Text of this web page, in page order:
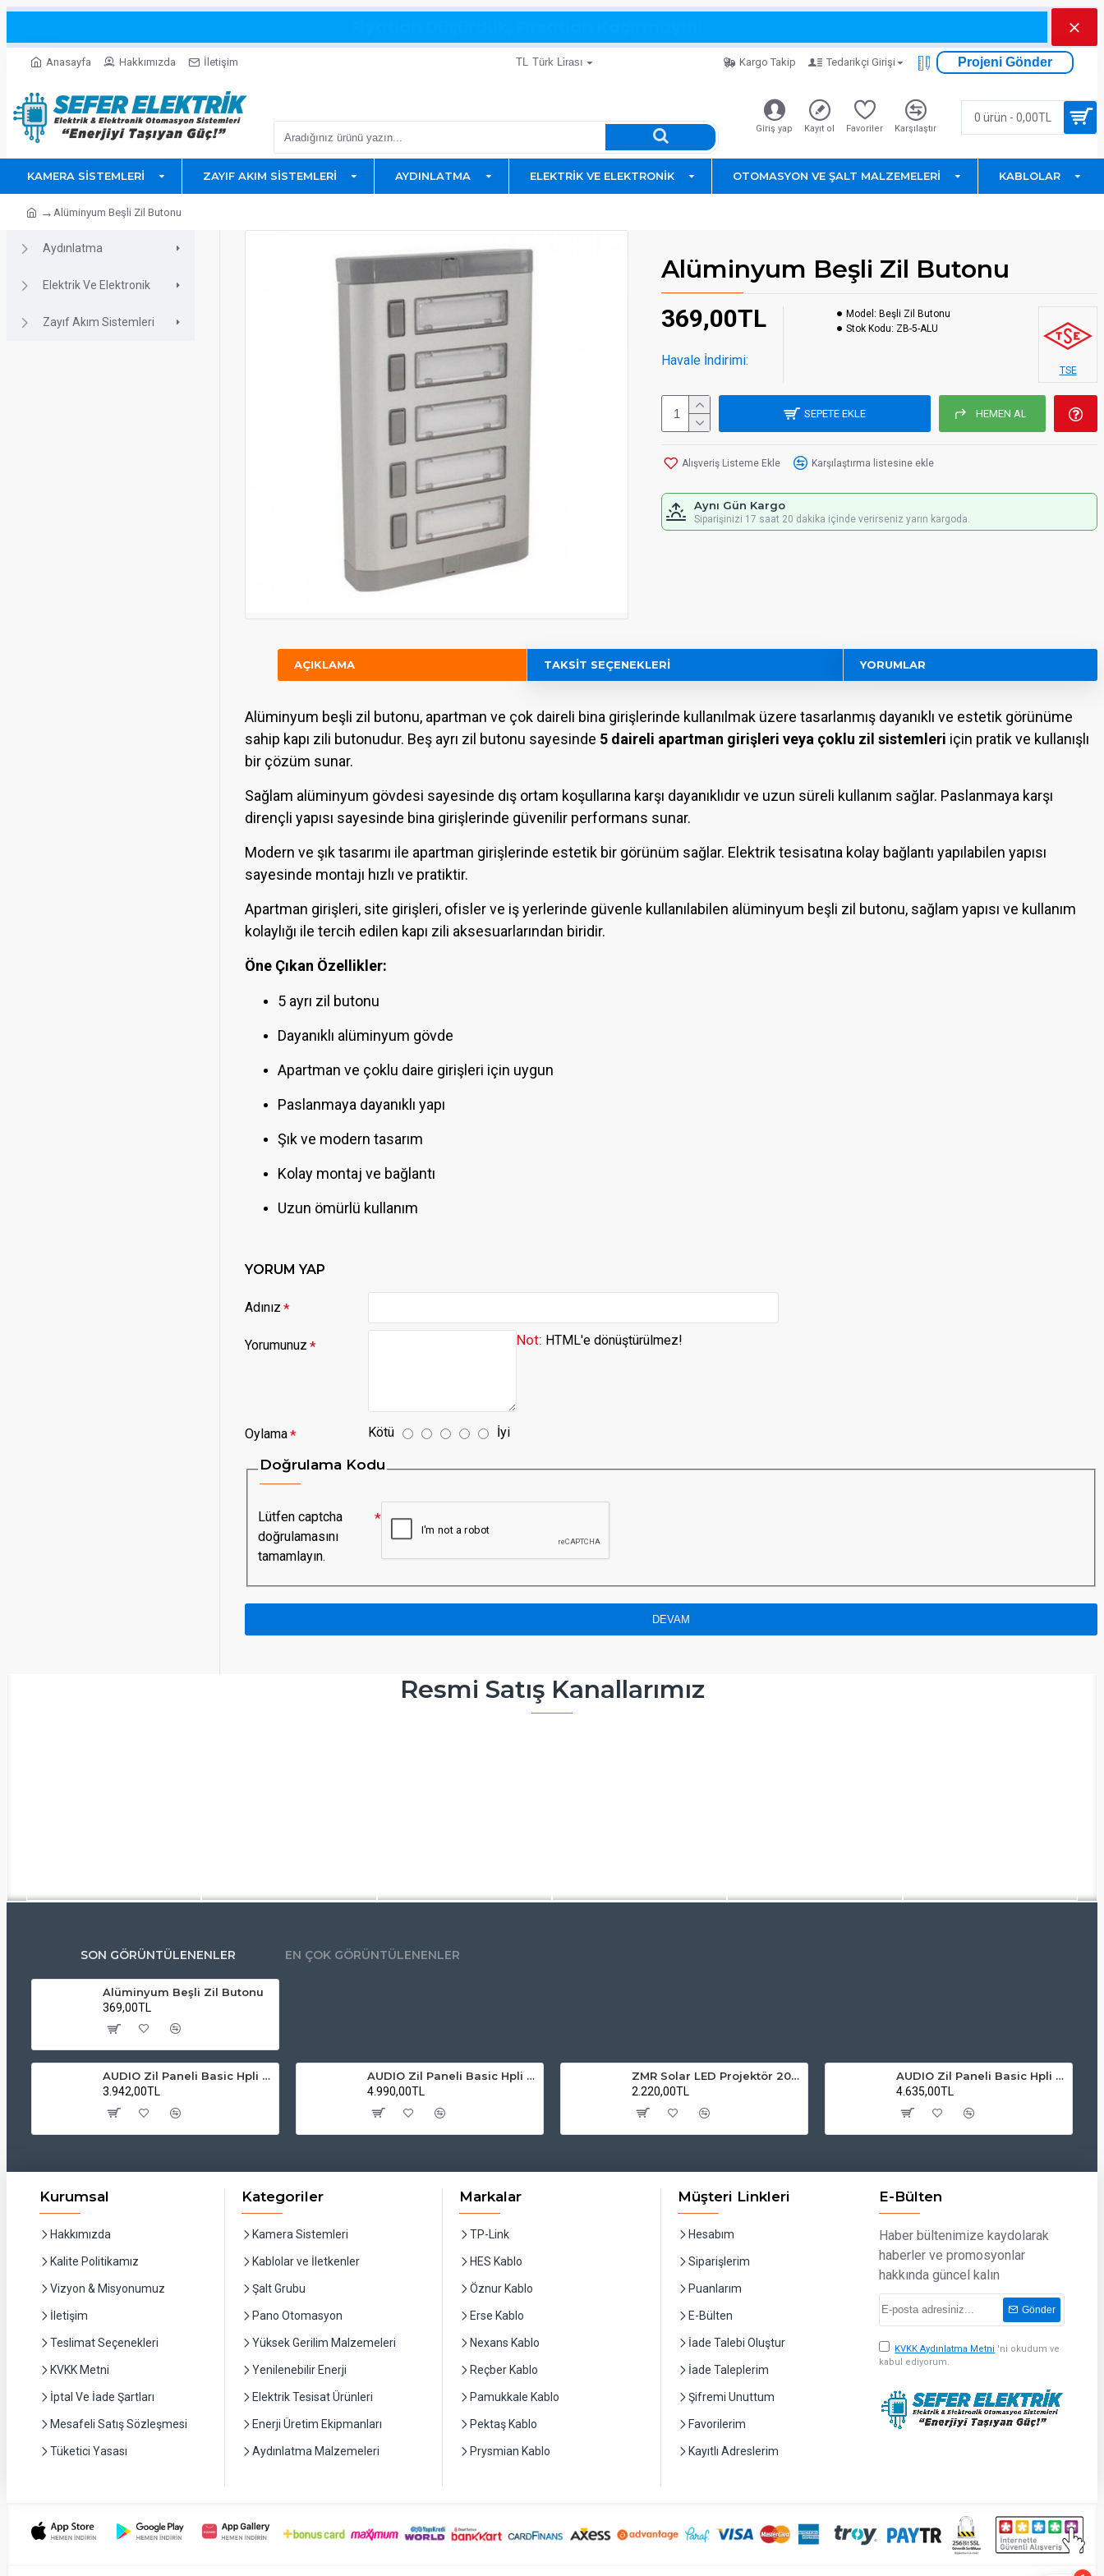
Anasayfa Hakkımızda İletişim TL Türk Lirası Kargo Takip Tedarikçi Girişi Projeni Gönder
Giriş yap Kayıt ol Favoriler Karşılaştır
0 ürün - 0,00TL
KAMERA SISTEMLERI ZAYIF AKIM SISTEMLERI AYDINLATMA ELEKTRIK VE ELEKTRONIK OTOMASYON VE ŞALT MALZEMELERI KABLOLAR
Alüminyum Beşli Zil Butonu
Aydınlatma
Elektrik Ve Elektronik
Zayıf Akım Sistemleri
Alüminyum Beşli Zil Butonu
369,00TL
Havale İndirimi:
Model: Beşli Zil Butonu
Stok Kodu: ZB-5-ALU
TSE
SEPETE EKLE HEMEN AL
Alışveriş Listeme Ekle Karşılaştırma listesine ekle
Aynı Gün Kargo
Siparişinizi 17 saat 20 dakika içinde verirseniz yarın kargoda.
AÇIKLAMA TAKSIT SEÇENEKLERI YORUMLAR
Alüminyum beşli zil butonu, apartman ve çok daireli bina girişlerinde kullanılmak üzere tasarlanmış dayanıklı ve estetik görünüme
sahip kapı zili butonudur. Beş ayrı zil butonu sayesinde 5 daireli apartman girişleri veya çoklu zil sistemleri için pratik ve kullanışlı
bir çözüm sunar.
Sağlam alüminyum gövdesi sayesinde dış ortam koşullarına karşı dayanıklıdır ve uzun süreli kullanım sağlar. Paslanmaya karşı
dirençli yapısı sayesinde bina girişlerinde güvenilir performans sunar.
Modern ve şık tasarımı ile apartman girişlerinde estetik bir görünüm sağlar. Elektrik tesisatına kolay bağlantı yapılabilen yapısı
sayesinde montajı hızlı ve pratiktir.
Apartman girişleri, site girişleri, ofisler ve iş yerlerinde güvenle kullanılabilen alüminyum beşli zil butonu, sağlam yapısı ve kullanım
kolaylığı ile tercih edilen kapı zili aksesuarlarından biridir.
Öne Çıkan Özellikler:
5 ayrı zil butonu
Dayanıklı alüminyum gövde
Apartman ve çoklu daire girişleri için uygun
Paslanmaya dayanıklı yapı
Şık ve modern tasarım
Kolay montaj ve bağlantı
Uzun ömürlü kullanım
YORUM YAP
Adınız
Yorumunuz Not: HTML'e dönüştürülmez!
Oylama Kötü İyi
Doğrulama Kodu
Lütfen captcha
doğrulamasını
tamamlayın.
DEVAM
Resmi Satış Kanallarımız
SON GÖRÜNTÜLENENLER EN ÇOK GÖRÜNTÜLENENLER
Alüminyum Beşli Zil Butonu
369,00TL
AUDIO Zil Paneli Basic Hpli Çift Buton 14'lü Sesli Apartman Diafon Kapı Paneli
3.942,00TL
AUDIO Zil Paneli Basic Hpli Çift Buton 20'li Sesli Apartman Diafon Kapı Paneli
4.990,00TL
ZMR Solar LED Projektör 200W 6500K Beyaz Işık Dış Mekan Projektör
2.220,00TL
AUDIO Zil Paneli Basic Hpli Çift Buton 18'li Sesli Apartman Diafon Kapı Paneli
4.635,00TL
Kurumsal
Hakkımızda
Kalite Politikamız
Vizyon & Misyonumuz
İletişim
Teslimat Seçenekleri
KVKK Metni
İptal Ve İade Şartları
Mesafeli Satış Sözleşmesi
Tüketici Yasası
Kategoriler
Kamera Sistemleri
Kablolar ve İletkenler
Şalt Grubu
Pano Otomasyon
Yüksek Gerilim Malzemeleri
Yenilenebilir Enerji
Elektrik Tesisat Ürünleri
Enerji Üretim Ekipmanları
Aydınlatma Malzemeleri
Markalar
TP-Link
HES Kablo
Öznur Kablo
Erse Kablo
Nexans Kablo
Reçber Kablo
Pamukkale Kablo
Pektaş Kablo
Prysmian Kablo
Müşteri Linkleri
Hesabım
Siparişlerim
Puanlarım
E-Bülten
İade Talebi Oluştur
İade Taleplerim
Şifremi Unuttum
Favorilerim
Kayıtlı Adreslerim
E-Bülten
Haber bültenimize kaydolarak
haberler ve promosyonlar
hakkında güncel kalın
Gönder
KVKK Aydınlatma Metni 'ni okudum ve
kabul ediyorum.